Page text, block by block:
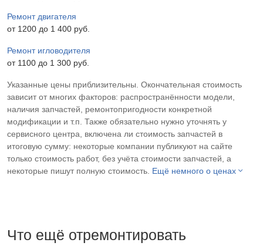
Ремонт двигателя
от 1200 до 1 400 pyб.
Ремонт игловодителя
от 1100 до 1 300 pyб.
Указанные цены приблизительны. Окончательная стоимость
зависит от многих факторов: распространённости модели,
наличия запчастей, ремонтопригодности конкретной
модификации и т.п. Также обязательно нужно уточнять у
сервисного центра, включена ли стоимость запчастей в
итоговую сумму: некоторые компании публикуют на сайте
только стоимость работ, без учёта стоимости запчастей, а
некоторые пишут полную стоимость. Ещё немного о ценах
Что ещё отремонтировать